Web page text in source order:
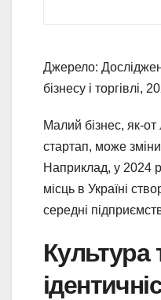
Джерело:
бізнесу і торгівлі,
Малий бізнес, як-
стартап, може
Наприклад, у 2024
місць в Україні
середні
Культура